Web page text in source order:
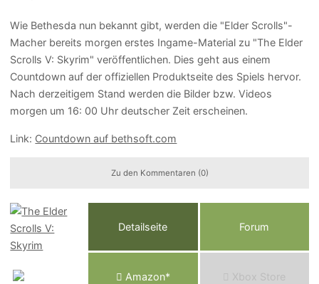
Wie Bethesda nun bekannt gibt, werden die "Elder Scrolls"-
Macher bereits morgen erstes Ingame-Material zu "The Elder
Scrolls V: Skyrim" veröffentlichen. Dies geht aus einem
Countdown auf der offiziellen Produktseite des Spiels hervor.
Nach derzeitigem Stand werden die Bilder bzw. Videos
morgen um 16: 00 Uhr deutscher Zeit erscheinen.
Link: Countdown auf bethsoft.com
Zu den Kommentaren (0)
Detailseite Forum
Amazon* Xbox Store